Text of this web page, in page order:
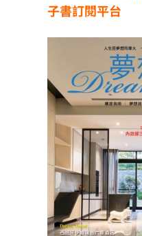
子書訂閱平台